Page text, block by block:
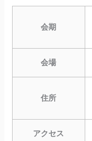
会期
会場
住所
アクセス